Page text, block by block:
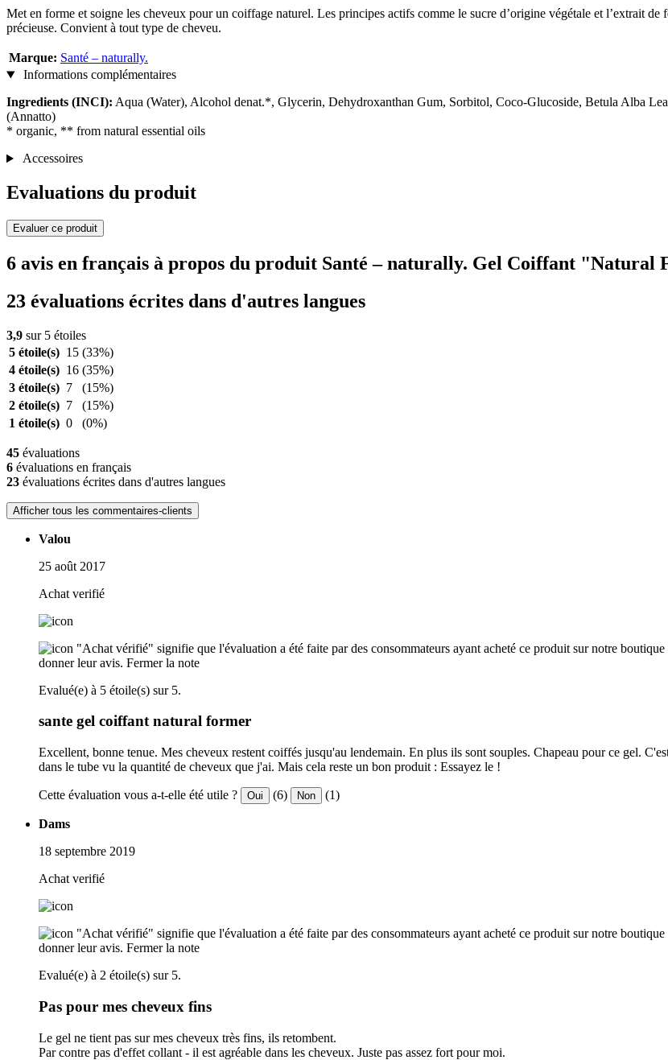
Met en forme et soigne les cheveux pour un coiffage naturel. Les principes actifs comme le sucre d’origine végétale et l’extrait
précieuse. Convient à tout type de cheveu.
Marque: Santé – naturally.
Informations complémentaires
Ingredients (INCI): Aqua (Water), Alcohol denat.*, Glycerin, Dehydroxanthan Gum, Sorbitol, Coco-Glucoside, Betula Alba
(Annatto)
* organic, ** from natural essential oils
Accessoires
Evaluations du produit
Evaluer ce produit
6 avis en français à propos du produit Santé – naturally. Gel Coiffant "Natural
23 évaluations écrites dans d'autres langues
3,9 sur 5 étoiles
5 étoile(s) 15 (33%)
4 étoile(s) 16 (35%)
3 étoile(s) 7
(15%)
2 étoile(s) 7
(15%)
1 étoile(s) 0 (0%)
45 évaluations
6 évaluations en français
23 évaluations écrites dans d'autres langues
Afficher tous les commentaires-clients
Valou
25 août 2017
Achat verifié
"Achat vérifié" signifie que l'évaluation a été faite par des consommateurs ayant acheté ce produit sur notre
donner leur avis. Fermer la note
Evalué(e) à 5 étoile(s) sur 5.
sante gel coiffant natural former
Excellent, bonne tenue. Mes cheveux restent coiffés jusqu'au lendemain. En plus ils sont souples. Chapeau pour ce gel.
dans le tube vu la quantité de cheveux que j'ai. Mais cela reste un bon produit : Essayez le !
Cette évaluation vous a-t-elle été utile ? Oui (6) Non (1)
Dams
18 septembre 2019
Achat verifié
"Achat vérifié" signifie que l'évaluation a été faite par des consommateurs ayant acheté ce produit sur notre
donner leur avis. Fermer la note
Evalué(e) à 2 étoile(s) sur 5.
Pas pour mes cheveux fins
Le gel ne tient pas sur mes cheveux très fins, ils retombent.
Par contre pas d'effet collant - il est agréable dans les cheveux. Juste pas assez fort pour moi.